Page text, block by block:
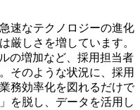
速なテクノロジーの進化
厳しさを増しています。
の増加など、採用担当者
そのような状況に、採用
務効率化を図れるだけで
を脱し、データを活用し